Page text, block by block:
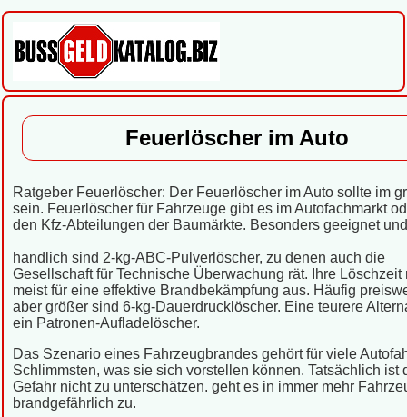
Feuerlöscher im Auto
Ratgeber Feuerlöscher: Der Feuerlöscher im Auto sollte im
sein. Feuerlöscher für Fahrzeuge gibt es im Autofachmarkt
den Kfz-Abteilungen der Baumärkte. Besonders geeignet
handlich sind 2-kg-ABC-Pulverlöscher, zu denen auch die
Gesellschaft für Technische Überwachung rät. Ihre Löschzeit
meist für eine effektive Brandbekämpfung aus. Häufig
aber größer sind 6-kg-Dauerdrucklöscher. Eine teurere
ein Patronen-Aufladelöscher.
Das Szenario eines Fahrzeugbrandes gehört für viele
Schlimmsten, was sie sich vorstellen können. Tatsächlich ist
Gefahr nicht zu unterschätzen. geht es in immer mehr
brandgefährlich zu.